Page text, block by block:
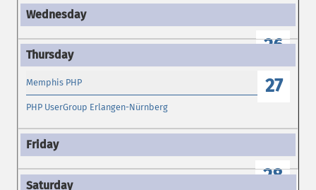
26
27
Memphis PHP
PHP UserGroup Erlangen-Nürnberg
28